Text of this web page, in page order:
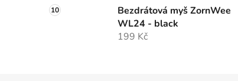
Bezdrátová myš ZornWee
WL24 - black
199 Kč